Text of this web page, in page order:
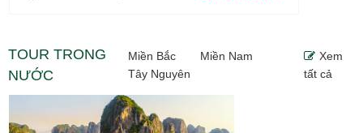
TOUR TRONG
NƯỚC
Miền Bắc
Miền Nam
Tây Nguyên
Xem
tất cả